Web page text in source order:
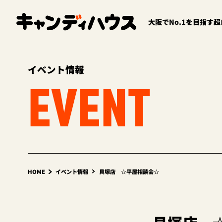
大阪でNo.1を目指す
イベント情報
EVENT
HOME イベント情報 貝塚店 ☆平屋相談会☆